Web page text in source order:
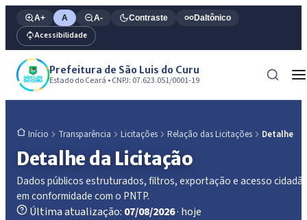
A+ A A- Contraste Daltônico
Acessibilidade
Prefeitura de São Luis do Curu
Estado do Ceará • CNPJ: 07.623.051/0001-19
Início Transparência Licitações Relação das Licitações Detalhe
Detalhe da Licitação
Dados públicos estruturados, filtros, exportação e acesso
em conformidade com o PNTP.
Última atualização: 07/08/2026· hoje